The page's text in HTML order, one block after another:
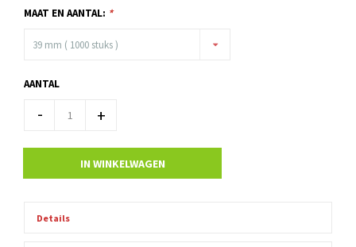
MAAT EN AANTAL: *
39 mm ( 1000 stuks )
AANTAL
- +
IN WINKELWAGEN
Details